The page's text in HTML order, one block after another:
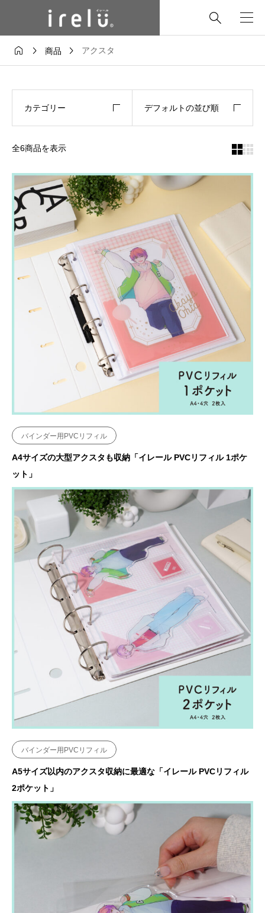

  商品  アクスタ
全6商品を表示
カテゴリー デフォルトの並び順

バインダー用PVCリフィル
A4サイズの大型アクスタも収納「イレール PVCリフィル 1ポケ
ット」
バインダー用PVCリフィル
A5サイズ以内のアクスタ収納に最適な「イレール PVCリフィル
2ポケット」